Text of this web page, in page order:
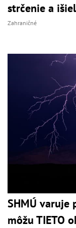
strčenie a
Zahraničné
SHMÚ varuje
môžu TIETO